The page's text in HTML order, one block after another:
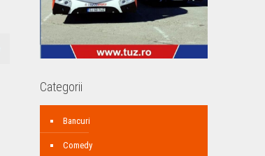
Categorii
Bancuri
Comedy